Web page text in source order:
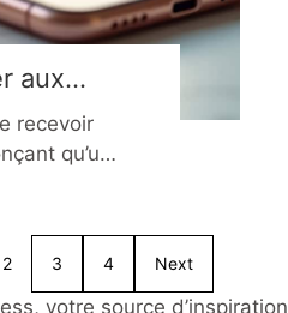
aux
en
recevoir
qu’un
les jeux
devenus
2 3 4 Next
votre source